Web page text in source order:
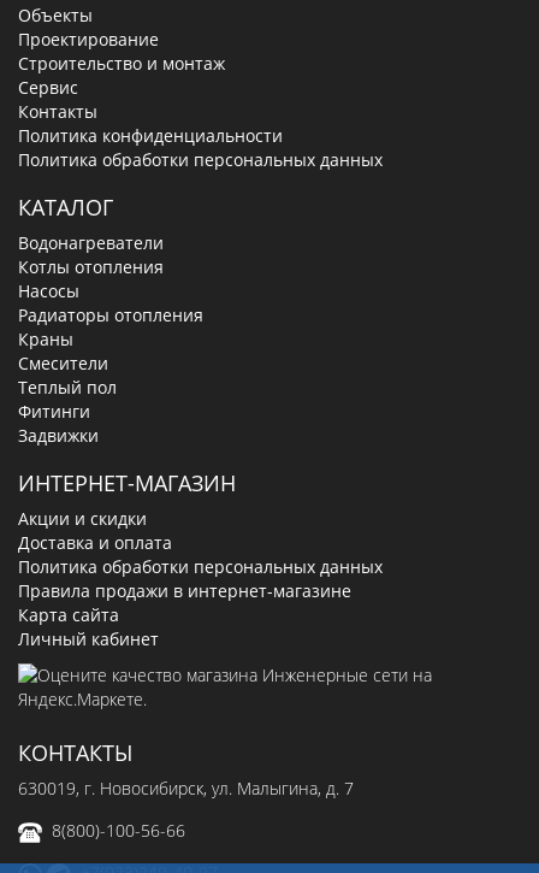
Объекты
Проектирование
Строительство и монтаж
Сервис
Контакты
Политика конфиденциальности
Политика обработки персональных данных
КАТАЛОГ
Водонагреватели
Котлы отопления
Насосы
Радиаторы отопления
Краны
Смесители
Теплый пол
Фитинги
Задвижки
ИНТЕРНЕТ-МАГАЗИН
Акции и скидки
Доставка и оплата
Политика обработки персональных данных
Правила продажи в интернет-магазине
Карта сайта
Личный кабинет
КОНТАКТЫ
630019, г. Новосибирск, ул. Малыгина, д. 7
8(800)-100-56-66